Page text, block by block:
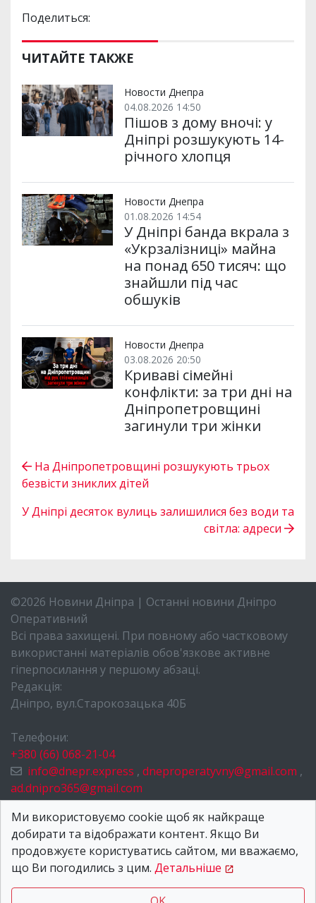
Поделиться:
ЧИТАЙТЕ ТАКЖЕ
Новости Днепра
04.08.2026 14:50
Пішов з дому вночі: у
Дніпрі розшукують 14-
річного хлопця
Новости Днепра
01.08.2026 14:54
У Дніпрі банда вкрала з
«Укрзалізниці» майна
на понад 650 тисяч: що
знайшли під час
обшуків
Новости Днепра
03.08.2026 20:50
Криваві сімейні
конфлікти: за три дні на
Дніпропетровщині
загинули три жінки
На Дніпропетровщині розшукують трьох
безвісти зниклих дітей
У Дніпрі десяток вулиць залишилися без води та
світла: адреси
©2026 Новини Дніпра | Останні новини Дніпро
Оперативний
Всі права захищені. При повному або частковому
використанні матеріалів обов'язкове активне
гіперпосилання у першому абзаці.
Редакція:
Дніпро, вул.Старокозацька 40Б
Телефони:
+380 (66) 068-21-04
info@dnepr.express , dneproperatyvny@gmail.com ,
ad.dnipro365@gmail.com
НОВИНИ ДНІПРА
ПРО НАС
КОНТАКТИ
Ми використовуємо cookie щоб як найкраще
добирати та відображати контент. Якщо Ви
продовжуєте користуватись сайтом, ми вважаємо,
що Ви погодились з цим. Детальніше